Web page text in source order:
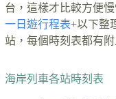
台，這樣才比較方便
一日遊行程表+以下整
站，每個時刻表都有
海岸列車各站時刻表